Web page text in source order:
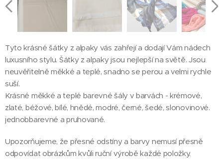
Tyto krásné šátky z alpaky vás zahřejí a dodají Vám nádech
luxusního stylu. Šátky z alpaky jsou nejlepší na světě. Jsou
neuvěřitelně měkké a teplé, snadno se perou a velmi rychle
suší.
Krásné měkké a teplé barevné šály v barvách - krémové,
zlaté, béžové, bílé, hnědé, modré, černé, šedé, slonovinové.
jednobbarevné a pruhované.
Upozorňujeme, že přesné odstíny a barvy nemusí přesně
odpovídat obrázkům kvůli ruční výrobě každé položky.